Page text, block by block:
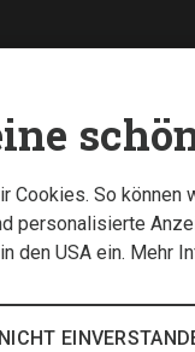
Cookies. So können
personalisierte
in den USA ein. Mehr
NICHT